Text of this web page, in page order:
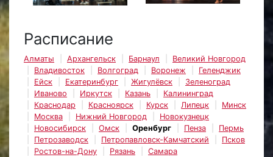
Расписание
Алматы Архангельск Барнаул
Великий Новгород
Владивосток
Волгоград Воронеж
Геленджик
Ейск
Екатеринбург Жигулёвск
Зеленоград
Иваново
Иркутск Казань
Калининград
Краснодар
Красноярск Курск Липецк
Минск
Москва
Нижний Новгород
Новокузнецк
Новосибирск
Омск Оренбург Пенза
Пермь
Петрозаводск
Петропавловск-Камчатский
Псков
Ростов-на-Дону
Рязань
Самара